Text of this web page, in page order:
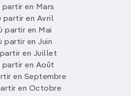
partir en Mars
partir en Avril
partir en Mai
partir en Juin
en Juillet
partir en Août
en Septembre
en Octobre